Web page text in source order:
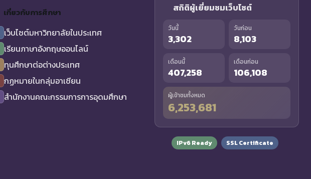
เกี่ยวกับการศึกษา
เว็บไซต์มหาวิทยาลัยในประเทศ
เรียนภาษาอังกฤษออนไลน์
ทุนศึกษาต่อต่างประเทศ
กฏหมายในกลุ่มอาเซียน
สำนักงานคณะกรรมการการอุดมศึกษา
สถิติผู้เยี่ยมชมเว็บไซต์
วันนี้
3,302
วันก่อน
8,103
เดือนนี้
407,258
เดือนก่อน
106,108
ผู้เข้าชมทั้งหมด
6,253,681
IPv6 Ready SSL Certificate